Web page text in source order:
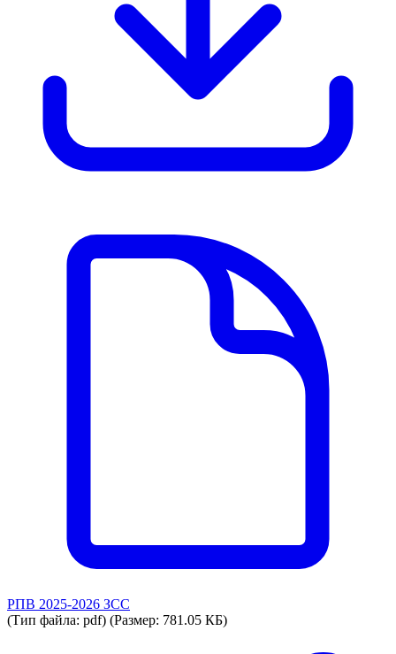
РПВ 2025-2026 ЗСС
(Тип файла: pdf) (Размер: 781.05 КБ)